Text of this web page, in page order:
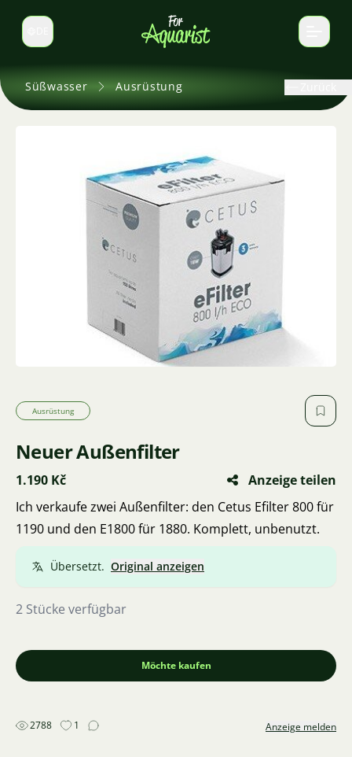
Sprache wechseln
Süßwasser Ausrüstung
Ausrüstung
Neuer Außenfilter
1.190 Kč
Anzeige teilen
Ich verkaufe zwei Außenfilter: den Cetus Efilter 800 für
1190 und den E1800 für 1880. Komplett, unbenutzt.
Übersetzt. Original anzeigen
2 Stücke verfügbar
Möchte kaufen
2788 1 Anzeige melden